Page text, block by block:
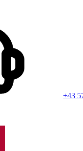
+43